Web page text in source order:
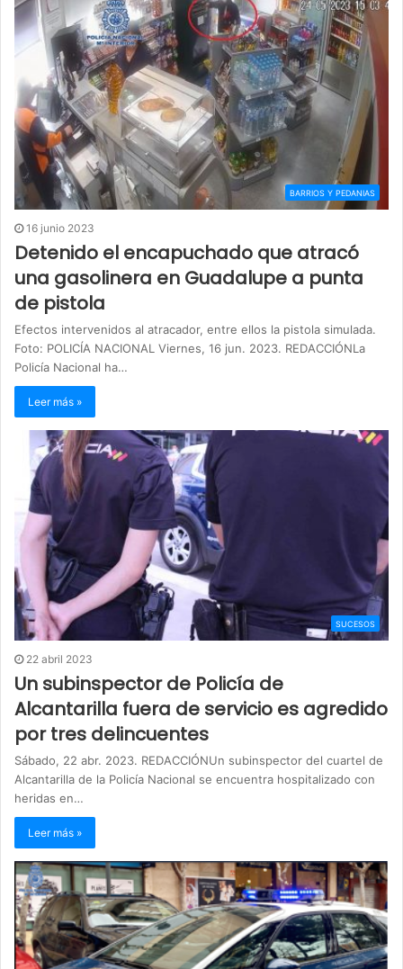
BARRIOS Y PEDANIAS
16 junio 2023
Detenido el encapuchado que atracó
una gasolinera en Guadalupe a punta
de pistola
Efectos intervenidos al atracador, entre ellos la pistola simulada.
Foto: POLICÍA NACIONAL Viernes, 16 jun. 2023. REDACCIÓNLa
Policía Nacional ha…
Leer más »
SUCESOS
22 abril 2023
Un subinspector de Policía de
Alcantarilla fuera de servicio es agredido
por tres delincuentes
Sábado, 22 abr. 2023. REDACCIÓNUn subinspector del cuartel de
Alcantarilla de la Policía Nacional se encuentra hospitalizado con
heridas en…
Leer más »